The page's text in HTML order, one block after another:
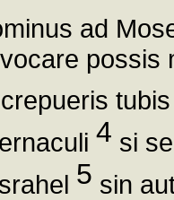
ad
possis
4 si
5 sin